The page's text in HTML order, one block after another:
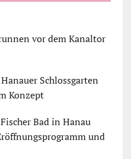
vor dem Kanaltor
Schlossgarten
Konzept
Bad in Hanau
und